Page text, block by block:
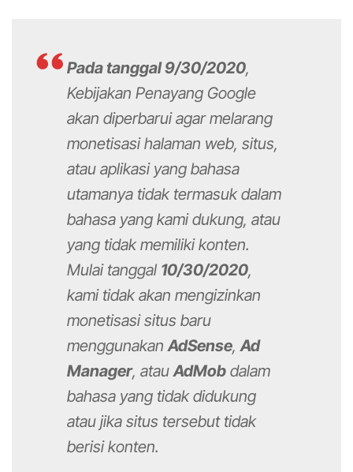
Pada tanggal 9/30/2020,
Kebijakan Penayang Google
akan diperbarui agar melarang
monetisasi halaman web, situs,
atau aplikasi yang bahasa
utamanya tidak termasuk dalam
bahasa yang kami dukung, atau
yang tidak memiliki konten.
Mulai tanggal 10/30/2020,
kami tidak akan mengizinkan
monetisasi situs baru
menggunakanAdSense,Ad
Manager, atauAdMob dalam
bahasa yang tidak didukung
atau jika situs tersebut tidak
berisi konten.